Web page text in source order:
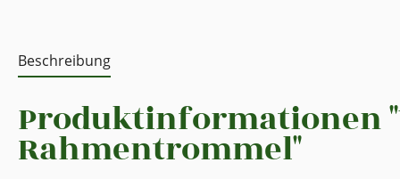
Beschreibung
Produktinformationen
Rahmentrommel"